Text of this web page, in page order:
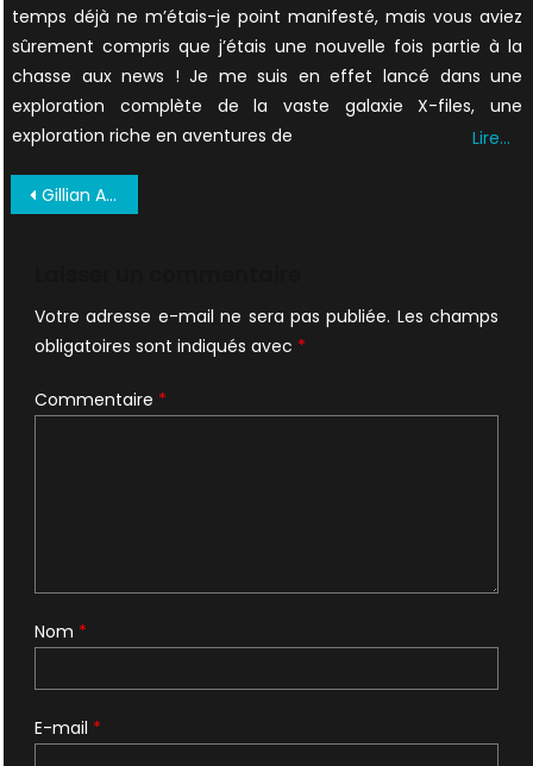
temps déjà ne m’étais-je point manifesté, mais vous aviez
sûrement compris que j’étais une nouvelle fois partie à la
chasse aux news ! Je me suis en effet lancé dans une
exploration complète de la vaste galaxie X-files, une
exploration riche en aventures de
Lire…
Navigation
Gillian Anderson en a fini avec X-Files
Votre adresse e-mail ne sera pas publiée. Les champs
obligatoires sont indiqués avec *
Commentaire *
Nom *
E-mail *